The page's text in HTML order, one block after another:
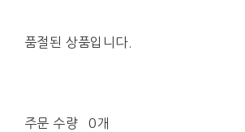
품절된 상품입니다.
주문 수량
0개